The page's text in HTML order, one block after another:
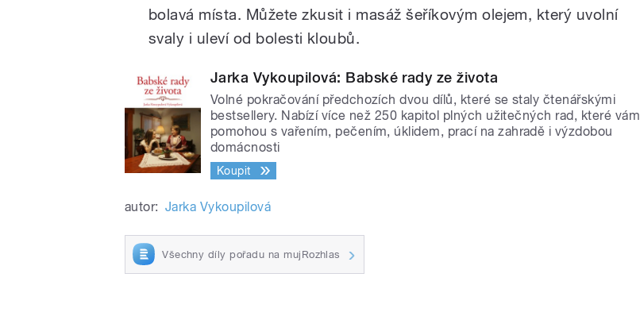
bolavá místa. Můžete zkusit i masáž šeříkovým olejem, který uvolní
svaly i uleví od bolesti kloubů.
Jarka Vykoupilová: Babské rady ze života
Volné pokračování předchozích dvou dílů, které se staly čtenářskými
bestsellery. Nabízí více než 250 kapitol plných užitečných rad, které vám
pomohou s vařením, pečením, úklidem, prací na zahradě i výzdobou
domácnosti
Koupit
autor: Jarka Vykoupilová
Všechny díly pořadu na mujRozhlas